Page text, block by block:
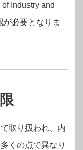
Industry and
が必要となりま
取り扱われ、内
くの点で異なり